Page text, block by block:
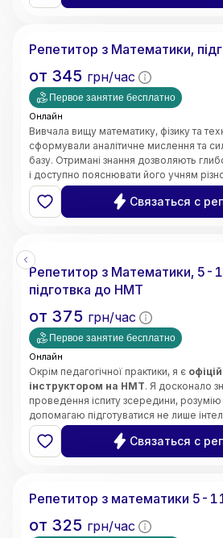
Репетитор з Математики,
от 345 грн/час
Первое занятие бесплатно
Онлайн
Вивчала вищу математику, фізику та
сформували аналітичне мислення та
базу. Отримані знання дозволяють
і доступно пояснювати його учням
• Чітке та доступне пояснення
• Системний та структурований
• Індивідуальний підхід до кожного
дошки)
• Орієнтація на результат і прогрес
Связаться с
Репетитор з Математики, 5-
підготвка до НМТ
от 375 грн/час
Первое занятие бесплатно
Онлайн
Окрім педагогічної практики, я є
інструктором на НМТ. Я досконало
проведення іспиту зсередини, розумію
допомагаю підготуватися не лише
психологічно — без страху та паніки.
Щиро люблю свій предмет і люблю
завдання —
зробити все важке,
математиці легким, простим і
роками системою:
Приклади(наочний розбір) ➡️
Связаться с
Репетитор з математики 5-
от 325 грн/час